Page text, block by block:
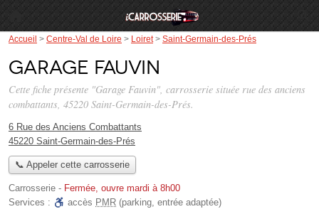
Accueil > Centre-Val de Loire > Loiret> Saint-Germain-des-Prés
Garage Fauvin
Cette fiche présente "Garage Fauvin", carrosserie située rue des anciens
combattants, 45220 Saint-Germain-des-Prés.
6 Rue des Anciens Combattants
45220 Saint-Germain-des-Prés
📞 Appeler cette carrosserie
Carrosserie - Fermée, ouvre mardi à 8h00
Services :
accès PMR (parking, entrée adaptée)